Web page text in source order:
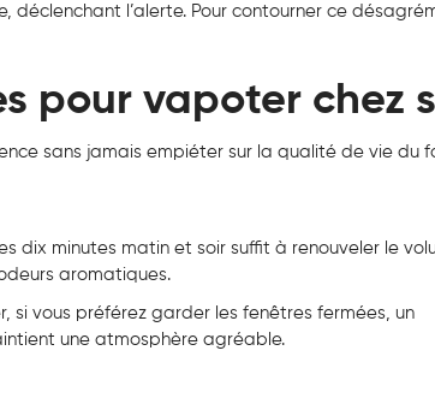
l’alerte. Pour contourner ce
pour vapoter chez
sans jamais empiéter sur la qualité de vie du
dix minutes matin et soir suffit à renouveler le
aromatiques.
si vous préférez garder les fenêtres fermées, un
une atmosphère agréable.